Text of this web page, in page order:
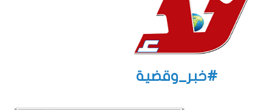
#خبر_وقضية